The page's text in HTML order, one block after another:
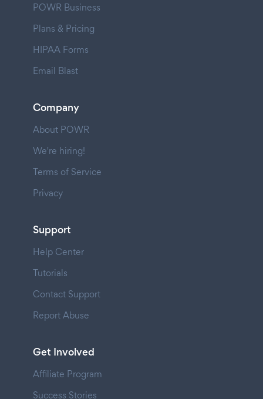
POWR Business
Plans & Pricing
HIPAA Forms
Email Blast
Company
About POWR
We're hiring!
Terms of Service
Privacy
Support
Help Center
Tutorials
Contact Support
Report Abuse
Get Involved
Affiliate Program
Success Stories